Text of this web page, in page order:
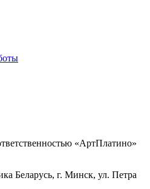
«АртПлатино»
Беларусь, г. Минск, ул. Петра